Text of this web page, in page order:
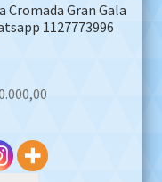
Cromada Gran Gala
1127773996
$2.900.000,00.